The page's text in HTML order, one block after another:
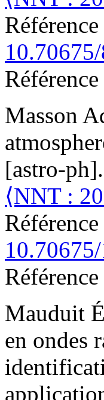
Masson
[astro-
⟨NNT :
Mauduit
en ondes